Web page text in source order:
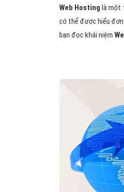
Web Hosting là một
có thể được hiểu đơn
bạn đọc khái niệm